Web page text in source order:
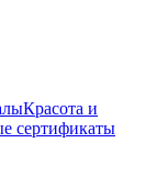
Красота и
сертификаты